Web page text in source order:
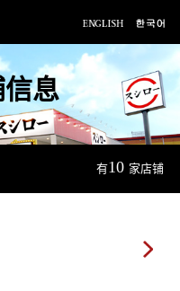
息
有10 家店铺